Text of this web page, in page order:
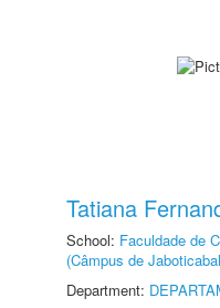
Tatiana
School: Faculdade de
(Câmpus de
Department: